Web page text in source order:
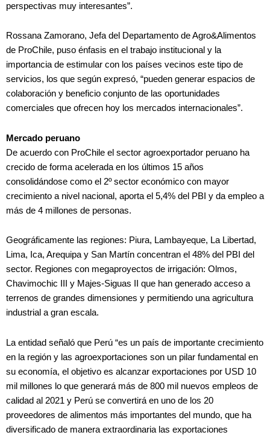
perspectivas muy interesantes”.
Rossana Zamorano, Jefa del Departamento de Agro&Alimentos
de ProChile, puso énfasis en el trabajo institucional y la
importancia de estimular con los países vecinos este tipo de
servicios, los que según expresó, “pueden generar espacios de
colaboración y beneficio conjunto de las oportunidades
comerciales que ofrecen hoy los mercados internacionales”.
Mercado peruano
De acuerdo con ProChile el sector agroexportador peruano ha
crecido de forma acelerada en los últimos 15 años
consolidándose como el 2º sector económico con mayor
crecimiento a nivel nacional, aporta el 5,4% del PBI y da empleo a
más de 4 millones de personas.
Geográficamente las regiones: Piura, Lambayeque, La Libertad,
Lima, Ica, Arequipa y San Martín concentran el 48% del PBI del
sector. Regiones con megaproyectos de irrigación: Olmos,
Chavimochic III y Majes-Siguas II que han generado acceso a
terrenos de grandes dimensiones y permitiendo una agricultura
industrial a gran escala.
La entidad señaló que Perú “es un país de importante crecimiento
en la región y las agroexportaciones son un pilar fundamental en
su economía, el objetivo es alcanzar exportaciones por USD 10
mil millones lo que generará más de 800 mil nuevos empleos de
calidad al 2021 y Perú se convertirá en uno de los 20
proveedores de alimentos más importantes del mundo, que ha
diversificado de manera extraordinaria las exportaciones